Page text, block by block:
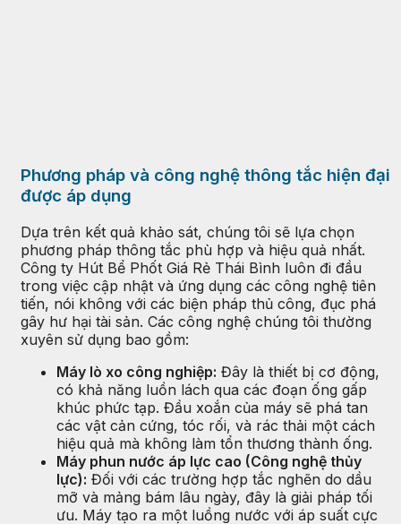
Phương pháp và công nghệ thông tắc hiện đại
được áp dụng
Dựa trên kết quả khảo sát, chúng tôi sẽ lựa chọn
phương pháp thông tắc phù hợp và hiệu quả nhất.
Công ty Hút Bể Phốt Giá Rẻ Thái Bình luôn đi đầu
trong việc cập nhật và ứng dụng các công nghệ tiên
tiến, nói không với các biện pháp thủ công, đục phá
gây hư hại tài sản. Các công nghệ chúng tôi thường
xuyên sử dụng bao gồm:
Máy lò xo công nghiệp: Đây là thiết bị cơ động,
có khả năng luồn lách qua các đoạn ống gấp
khúc phức tạp. Đầu xoắn của máy sẽ phá tan
các vật cản cứng, tóc rối, và rác thải một cách
hiệu quả mà không làm tổn thương thành ống.
Máy phun nước áp lực cao (Công nghệ thủy
lực): Đối với các trường hợp tắc nghẽn do dầu
mỡ và mảng bám lâu ngày, đây là giải pháp tối
ưu. Máy tạo ra một luồng nước với áp suất cực